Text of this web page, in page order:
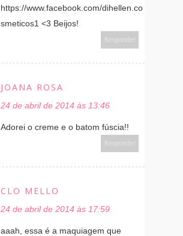
https://www.facebook.com/dihellen.co
smeticos1 <3 Beijos!
Responder
JOANA ROSA
24 de abril de 2014 às 13:46
Adorei o creme e o batom fúscia!!
Responder
CLO MELLO
24 de abril de 2014 às 17:59
aaah, essa é a maquiagem que